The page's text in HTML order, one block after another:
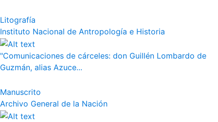
Litografía
Instituto Nacional de Antropología e Historia
"Comunicaciones de cárceles: don Guillén Lombardo de
Guzmán, alias Azuce...
Manuscrito
Archivo General de la Nación